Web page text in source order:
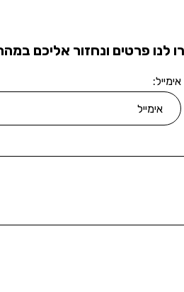
לנו פרטים ונחזור אליכם
אימייל: